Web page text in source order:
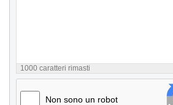
1000 caratteri rimasti
Non sono un robot